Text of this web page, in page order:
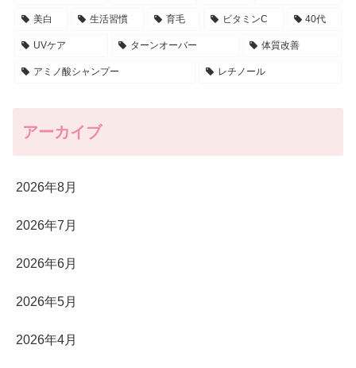
美白 生活習慣 育毛 ビタミンC 40代
UVケア ターンオーバー 体質改善
アミノ酸シャンプー レチノール
アーカイブ
2026年8月
2026年7月
2026年6月
2026年5月
2026年4月